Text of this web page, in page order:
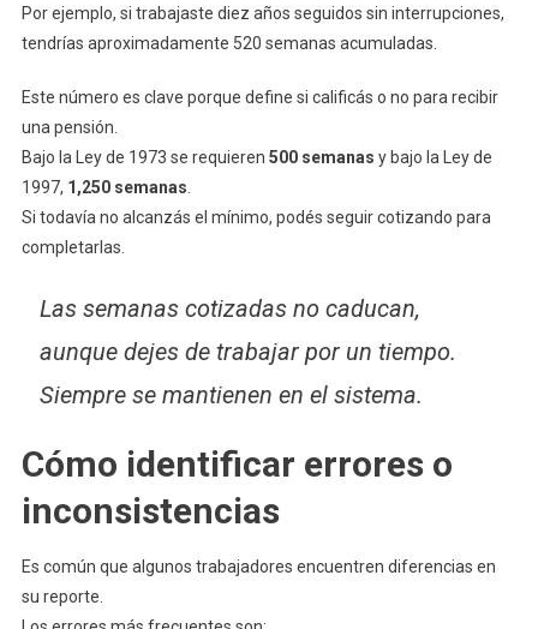
Por ejemplo, si trabajaste diez años seguidos sin interrupciones,
tendrías aproximadamente 520 semanas acumuladas.
Este número es clave porque define si calificás o no para recibir
una pensión.
Bajo la Ley de 1973 se requieren 500 semanas y bajo la Ley de
1997, 1,250 semanas
Si todavía no alcanzás el mínimo, podés seguir cotizando para
completarlas.
Las semanas cotizadas no caducan,
aunque dejes de trabajar por un tiempo.
Siempre se mantienen en el sistema.
Cómo identificar errores o
inconsistencias
Es común que algunos trabajadores encuentren diferencias en
su reporte.